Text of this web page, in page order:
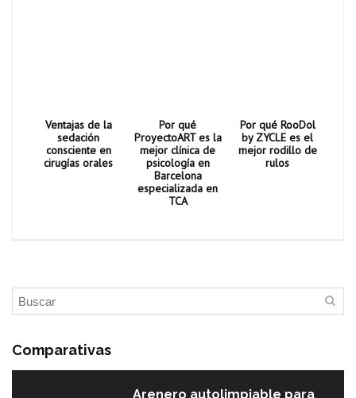
Ventajas de la
sedación
consciente en
cirugías orales
Por qué
ProyectoART es la
mejor clínica de
psicología en
Barcelona
especializada en
TCA
Por qué RooDol
by ZYCLE es el
mejor rodillo de
rulos
Comparativas
Arenero autolimpiable para